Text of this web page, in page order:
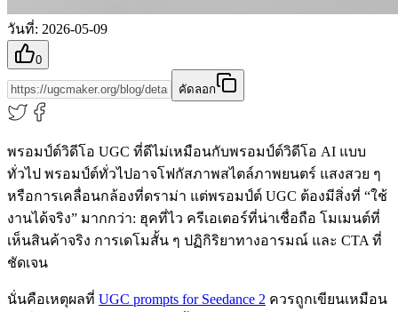
วันที่: 2026-05-09
0
คัดลอก
พรอมป์ต์วิดีโอ UGC ที่ดีไม่เหมือนกับพรอมป์ต์วิดีโอ AI แบบ
ทั่วไป พรอมป์ต์ทั่วไปอาจโฟกัสภาพสไตล์ภาพยนตร์ แสงสวย ๆ
หรือการเคลื่อนกล้องที่ดราม่า แต่พรอมป์ต์ UGC ต้องมีสิ่งที่ “ใช้
งานได้จริง” มากกว่า: ฮุคที่ไว ครีเอเตอร์ที่น่าเชื่อถือ โมเมนต์ที่
เห็นสินค้าจริง การเดโมสั้น ๆ ปฏิกิริยาทางอารมณ์ และ CTA ที่
ชัดเจน
นั่นคือเหตุผลที่ UGC prompts for Seedance 2 ควรถูกเขียนเหมือน